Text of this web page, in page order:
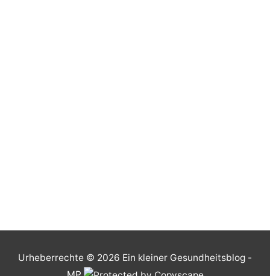
Urheberrechte © 2026 Ein kleiner Gesundheitsblog -